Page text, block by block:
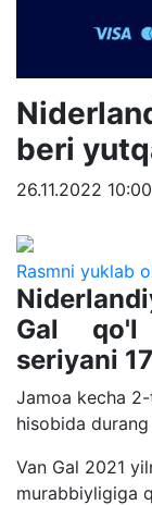
beri
26.11.2022
Rasmni yuklab
Gal qo'l
seriyani
Jamoa kecha
hisobida
Van Gal 2021
murabbiyligiga